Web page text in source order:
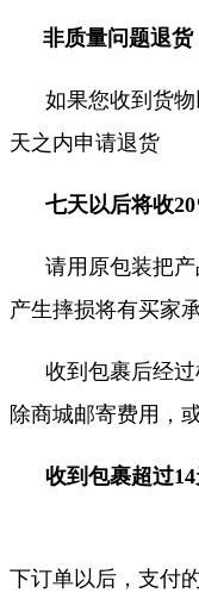
非质量问题退货
如果您收到货物
天之内申请退货
七天以后将收
请用原包装把产
产生摔损将有买家
收到包裹后经过
除商城邮寄费用，
收到包裹超过
下订单以后，支付